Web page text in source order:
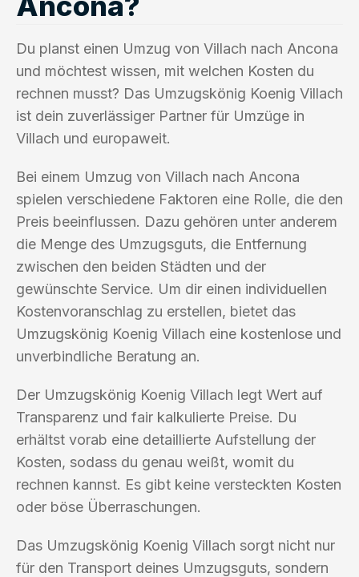
Du planst einen Umzug von Villach nach Ancona
und möchtest wissen, mit welchen Kosten du
rechnen musst? Das Umzugskönig Koenig Villach
ist dein zuverlässiger Partner für Umzüge in
Villach und europaweit.
Bei einem Umzug von Villach nach Ancona
spielen verschiedene Faktoren eine Rolle, die den
Preis beeinflussen. Dazu gehören unter anderem
die Menge des Umzugsguts, die Entfernung
zwischen den beiden Städten und der
gewünschte Service. Um dir einen individuellen
Kostenvoranschlag zu erstellen, bietet das
Umzugskönig Koenig Villach eine kostenlose und
unverbindliche Beratung an.
Der Umzugskönig Koenig Villach legt Wert auf
Transparenz und fair kalkulierte Preise. Du
erhältst vorab eine detaillierte Aufstellung der
Kosten, sodass du genau weißt, womit du
rechnen kannst. Es gibt keine versteckten Kosten
oder böse Überraschungen.
Das Umzugskönig Koenig Villach sorgt nicht nur
für den Transport deines Umzugsguts, sondern